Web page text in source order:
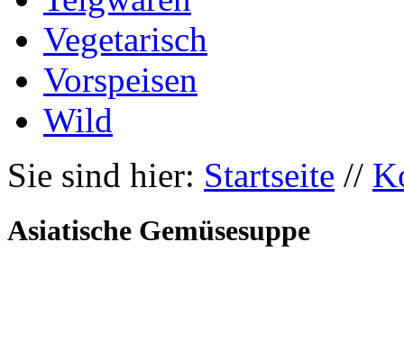
Vegetarisch
Vorspeisen
Wild
Sie sind hier: Startseite //
Asiatische Gemüsesuppe